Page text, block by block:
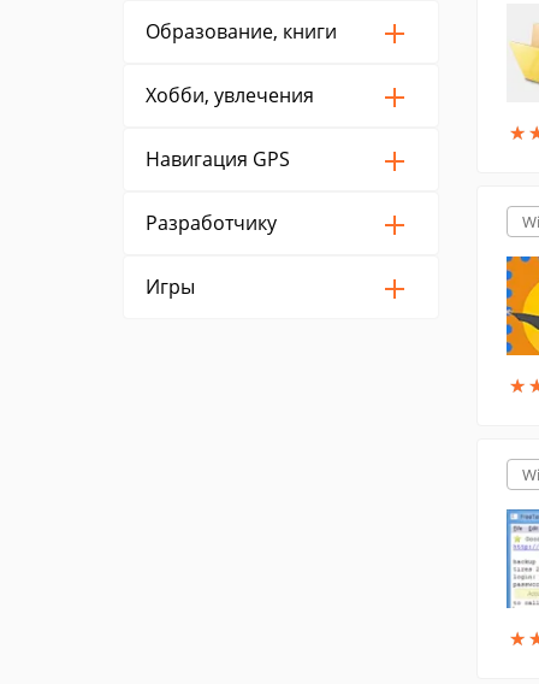
Образование, книги
Хобби, увлечения
Навигация GPS
Разработчику
Игры
★
★
★
★
★
★